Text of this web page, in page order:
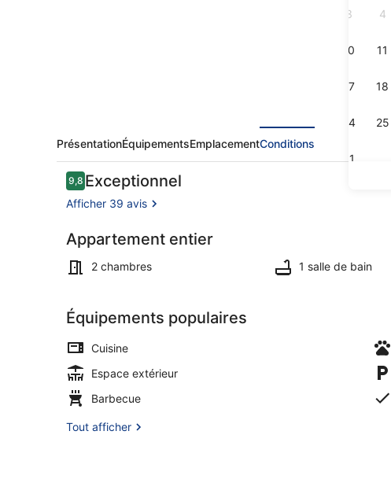
3 4
10 11
17 18
24 25
31
Extérieur
PrésentationÉquipementsEmplacementConditions
Avis
voyageurs
9,89,8 sur 10
Exceptionnel
Afficher 39 avis
Appartement entier
2 chambres 1 salle de bain
Équipements populaires
Cuisine
Espace extérieur
Barbecue
Tout afficher